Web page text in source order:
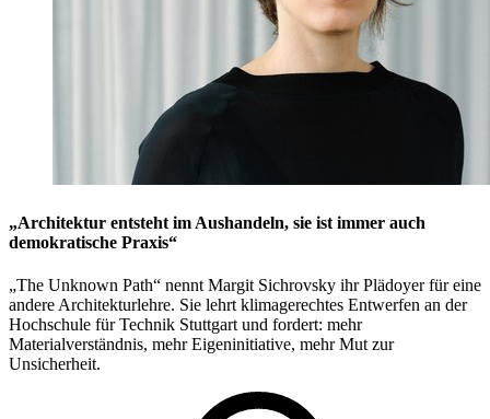
„Architektur entsteht im Aushandeln, sie ist immer auch
demokratische Praxis“
„The Unknown Path“ nennt Margit Sichrovsky ihr Plädoyer für eine
andere Architekturlehre. Sie lehrt klimagerechtes Entwerfen an der
Hochschule für Technik Stuttgart und fordert: mehr
Materialverständnis, mehr Eigeninitiative, mehr Mut zur
Unsicherheit.